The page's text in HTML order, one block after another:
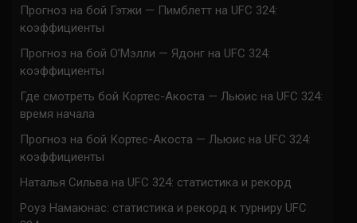
Прогноз на бой Гэтжи — Пимблетт на UFC 324:
коэффициенты
Прогноз на бой О’Мэлли — Ядонг на UFC 324:
коэффициенты
Где смотреть бой Кортес-Акоста — Льюис на UFC 324:
время начала
Прогноз на бой Кортес-Акоста — Льюис на UFC 324:
коэффициенты
Наталья Сильва на UFC 324: статистика и рекорд
Роуз Намаюнас: статистика и рекорд к турниру UFC